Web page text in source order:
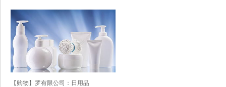
【购物】罗有限公司：日用品